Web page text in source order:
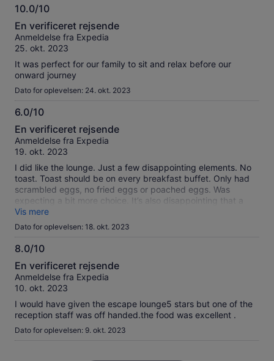
10.0/10
10.0
ud
af
En verificeret rejsende
Anmeldelse fra Expedia
25. okt. 2023
It was perfect for our family to sit and relax before our
onward journey
Dato for oplevelsen: 24. okt. 2023
6.0/10
6.0
ud
af
En verificeret rejsende
Anmeldelse fra Expedia
19. okt. 2023
I did like the lounge. Just a few disappointing elements. No
toast. Toast should be on every breakfast buffet. Only had
scrambled eggs, no fried eggs or poached eggs. Was
expecting a bit more choice. It’s also disappointing that a
child price is the same as an adult price. My party and I did
not drink any alcohol. Be good if there was an option for
alcohol or no alcohol. No alcohol could be a cheaper price.
Think you’d get more people booking.
Vis mere
Dato for oplevelsen: 18. okt. 2023
8.0/10
8.0
ud
af
En verificeret rejsende
Anmeldelse fra Expedia
10. okt. 2023
I would have given the escape lounge5 stars but one of the
reception staff was off handed.the food was excellent .
Dato for oplevelsen: 9. okt. 2023